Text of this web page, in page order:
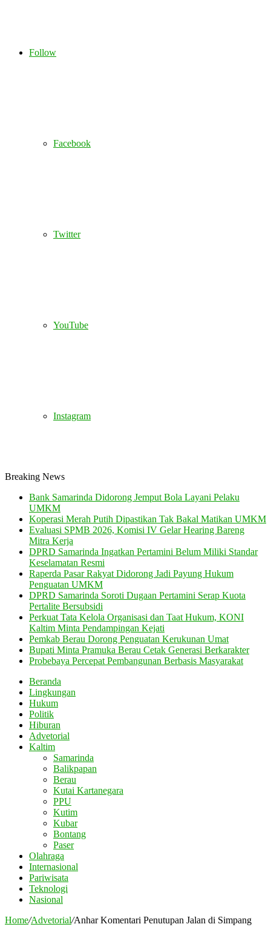
Follow
Facebook
Twitter
YouTube
Instagram
Breaking News
Bank Samarinda Didorong Jemput Bola Layani Pelaku
UMKM
Koperasi Merah Putih Dipastikan Tak Bakal Matikan UMKM
Evaluasi SPMB 2026, Komisi IV Gelar Hearing Bareng
Mitra Kerja
DPRD Samarinda Ingatkan Pertamini Belum Miliki Standar
Keselamatan Resmi
Raperda Pasar Rakyat Didorong Jadi Payung Hukum
Penguatan UMKM
DPRD Samarinda Soroti Dugaan Pertamini Serap Kuota
Pertalite Bersubsidi
Perkuat Tata Kelola Organisasi dan Taat Hukum, KONI
Kaltim Minta Pendampingan Kejati
Pemkab Berau Dorong Penguatan Kerukunan Umat
Bupati Minta Pramuka Berau Cetak Generasi Berkarakter
Probebaya Percepat Pembangunan Berbasis Masyarakat
Beranda
Lingkungan
Hukum
Politik
Hiburan
Advetorial
Kaltim
Samarinda
Balikpapan
Berau
Kutai Kartanegara
PPU
Kutim
Kubar
Bontang
Paser
Olahraga
Internasional
Pariwisata
Teknologi
Nasional
Home/Advetorial/Anhar Komentari Penutupan Jalan di Simpang